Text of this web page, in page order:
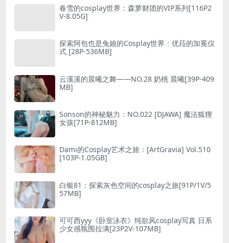
春雪的cosplay世界：森萝财团的VIP系列[116P2
V-8.05G]
探索阿包也是兔娘的Cosplay世界：优菈的加冕仪
式 [28P-536MB]
云溪溪的晨曦之舞——NO.28 奶桃 晨曦[39P-409
MB]
Sonson的神秘魅力：NO.022 [DJAWA] 魔法狐狸
女孩[71P-812MB]
Dami的Cosplay艺术之旅：[ArtGravia] Vol.510
[103P-1.05GB]
白银81：探索灰色空间的cosplay之旅[91P/1V/5
57MB]
可可西yyy《卧室泳衣》纯欲风cosplay写真 日系
少女感氛围拉满[23P2V-107MB]